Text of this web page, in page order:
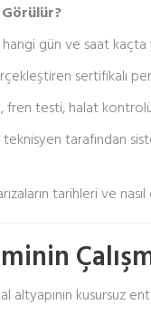
hangi gün ve saat kaçta
sertifikalı
fren testi, halat
tarafından
tarihleri ve
altyapının kusursuz